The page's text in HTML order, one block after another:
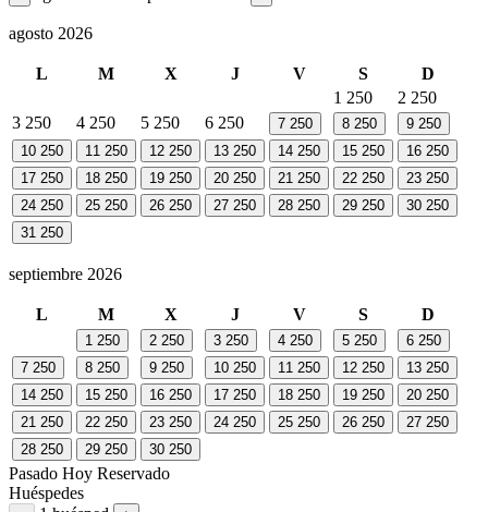
agosto 2026
L M X J V S
D
1 250 2 250
3 250 4 250 5 250 6 250 7 250 8 250 9 250
10 250 11 250 12 250 13 250 14 250 15 250 16 250
17 250 18 250 19 250 20 250 21 250 22 250 23 250
24 250 25 250 26 250 27 250 28 250 29 250 30 250
31 250
septiembre 2026
L M X J V S D
1 250 2 250 3 250 4 250 5 250 6 250
7 250 8 250 9 250 10 250 11 250 12 250 13 250
14 250 15 250 16 250 17 250 18 250 19 250 20 250
21 250 22 250 23 250 24 250 25 250 26 250 27 250
28 250 29 250 30 250
Pasado Hoy Reservado
Huéspedes